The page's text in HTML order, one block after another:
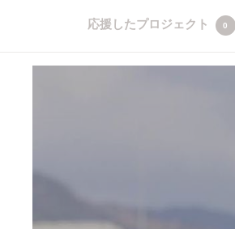
応援したプロジェクト 0